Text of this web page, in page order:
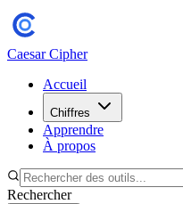
Caesar Cipher
Accueil
Chiffres
Apprendre
À propos
Rechercher